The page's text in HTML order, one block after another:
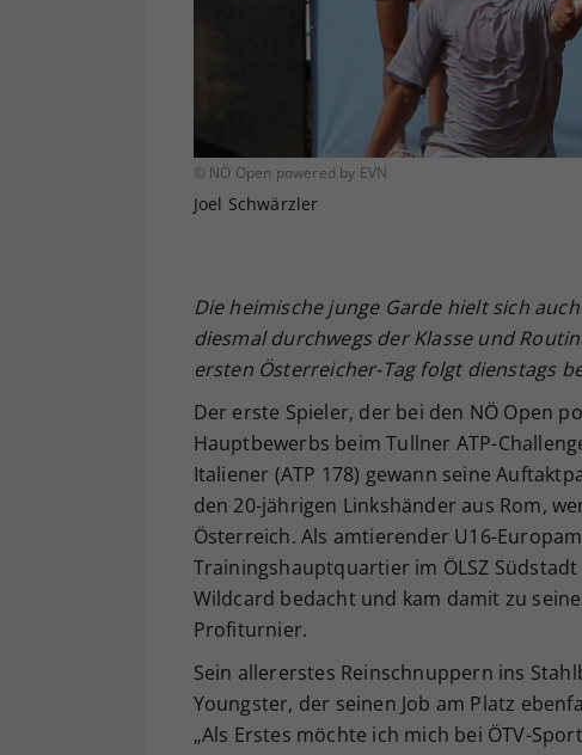
© NÖ Open powered by EVN
Joel Schwärzler
Die heimische junge Garde hielt sich
diesmal durchwegs der Klasse und
ersten Österreicher-Tag folgt dienstags
Der erste Spieler, der bei den NÖ Open
Hauptbewerbs beim Tullner ATP-
Italiener (ATP 178) gewann seine
den 20-jährigen Linkshänder aus Rom,
Österreich. Als amtierender U16-
Trainingshauptquartier im ÖLSZ
Wildcard bedacht und kam damit zu
Profiturnier.
Sein allererstes Reinschnuppern ins
Youngster, der seinen Job am Platz
„Als Erstes möchte ich mich bei ÖTV-